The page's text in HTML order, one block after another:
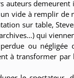
auteurs demeurent
vide à remplir de
sur table,
qui
ou négligée
à transformer